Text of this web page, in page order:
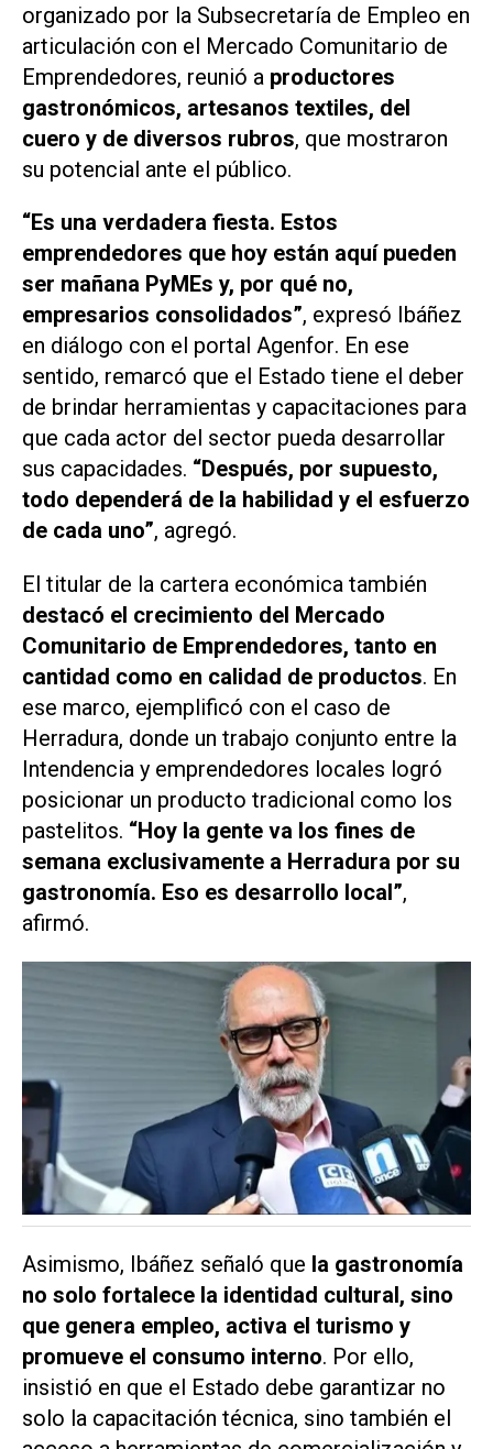
organizado por la Subsecretaría de Empleo en
articulación con el Mercado Comunitario de
Emprendedores, reunió a productores
gastronómicos, artesanos textiles, del
cuero y de diversos rubros, que mostraron
su potencial ante el público.
“Es una verdadera fiesta. Estos
emprendedores que hoy están aquí pueden
ser mañana PyMEs y, por qué no,
empresarios consolidados”, expresó Ibáñez
en diálogo con el portal Agenfor. En ese
sentido, remarcó que el Estado tiene el deber
de brindar herramientas y capacitaciones para
que cada actor del sector pueda desarrollar
sus capacidades. “Después, por supuesto,
todo dependerá de la habilidad y el esfuerzo
de cada uno”, agregó.
El titular de la cartera económica también
destacó el crecimiento del Mercado
Comunitario de Emprendedores, tanto en
cantidad como en calidad de productos. En
ese marco, ejemplificó con el caso de
Herradura, donde un trabajo conjunto entre la
Intendencia y emprendedores locales logró
posicionar un producto tradicional como los
pastelitos. “Hoy la gente va los fines de
semana exclusivamente a Herradura por su
gastronomía. Eso es desarrollo local”,
afirmó.
Asimismo, Ibáñez señaló que la gastronomía
no solo fortalece la identidad cultural, sino
que genera empleo, activa el turismo y
promueve el consumo interno. Por ello,
insistió en que el Estado debe garantizar no
solo la capacitación técnica, sino también el